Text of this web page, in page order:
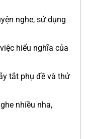
nghe, sử dụng
hiểu nghĩa của
tắt phụ đề và thử
nhiều nha,